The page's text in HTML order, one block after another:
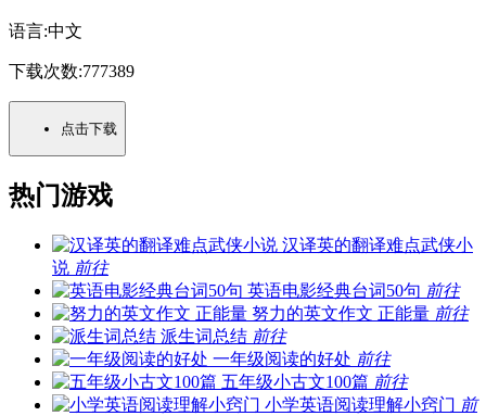
语言:中文
下载次数:777389
点击下载
热门游戏
汉译英的翻译难点武侠小
说 前往
英语电影经典台词50句 前往
努力的英文作文 正能量 前往
派生词总结 前往
一年级阅读的好处 前往
五年级小古文100篇 前往
小学英语阅读理解小窍门 前